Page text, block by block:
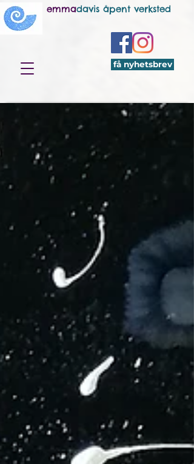
emmadavis åpent verksted
få nyhetsbrev